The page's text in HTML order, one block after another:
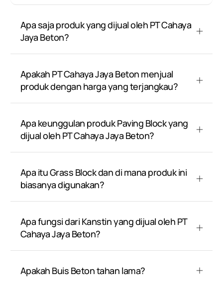
Apa saja produk yang dijual oleh PT Cahaya
Jaya Beton?
Apakah PT Cahaya Jaya Beton menjual
produk dengan harga yang terjangkau?
Apa keunggulan produk Paving Block yang
dijual oleh PT Cahaya Jaya Beton?
Apa itu Grass Block dan di mana produk ini
biasanya digunakan?
Apa fungsi dari Kanstin yang dijual oleh PT
Cahaya Jaya Beton?
Apakah Buis Beton tahan lama?